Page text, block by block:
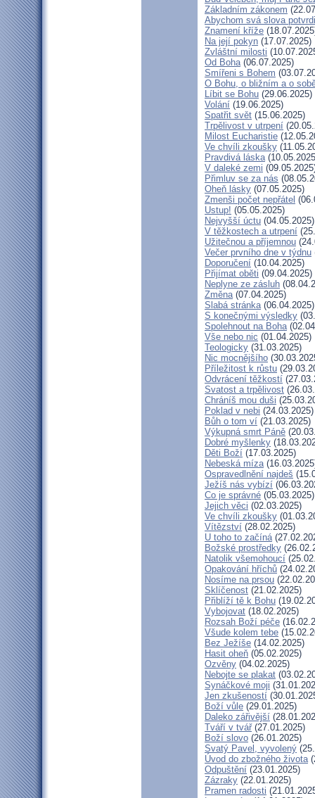
Základním zákonem
Abychom svá slova
Znamení kříže
Na její pokyn (17.07.2025)
Zvláštní milosti
Od Boha(06.07.2025)
Smířeni s Bohem
O Bohu, o bližním a o
Líbit se Bohu (29.06.2025)
Volání (19.06.2025)
Spatřit svět (15.06.2025)
Trpělivost v utrpení
Milost Eucharistie
Ve chvíli zkoušky
Pravdivá láska
V daleké zemi
Přimluv se za nás
Oheň lásky (07.05.2025)
Zmenši počet nepřátel
Ustup! (05.05.2025)
Nejvyšší úctu (04.05.2025)
V těžkostech a utrpení
Užitečnou a příjemnou
Večer prvního dne v týdnu
Doporučení (10.04.2025)
Přijímat oběti (09.04.2025)
Neplyne ze zásluh
Změna(07.04.2025)
Slabá stránka(06.04.2025)
S konečnými výsledky
Spolehnout na Boha
Vše nebo nic (01.04.2025)
Teologicky (31.03.2025)
Nic mocnějšího
Příležitost k růstu
Odvrácení těžkostí
Svatost a trpělivost
Chráníš mou duši
Poklad v nebi (24.03.2025)
Bůh o tom ví (21.03.2025)
Výkupná smrt Páně
Dobré myšlenky
Děti Boží (17.03.2025)
Nebeská míza
Ospravedlnění najdeš
Ježíš nás vybízí
Co je správné (05.03.2025)
Jejich věci (02.03.2025)
Ve chvíli zkoušky
Vítězství (28.02.2025)
U toho to začíná
Božské prostředky
Natolik všemohoucí
Opakování hříchů
Nosíme na prsou
Sklíčenost (21.02.2025)
Přiblíží tě k Bohu
Vybojovat (18.02.2025)
Rozsah Boží péče
Všude kolem tebe
Bez Ježíše (14.02.2025)
Hasit oheň (05.02.2025)
Ozvěny (04.02.2025)
Nebojte se plakat
Synáčkové moji
Jen zkušeností
Boží vůle (29.01.2025)
Daleko zářivější
Tváří v tvář(27.01.2025)
Boží slovo (26.01.2025)
Svatý Pavel, vyvolený
Úvod do zbožného života
Odpuštění (23.01.2025)
Zázraky (22.01.2025)
Pramen radosti